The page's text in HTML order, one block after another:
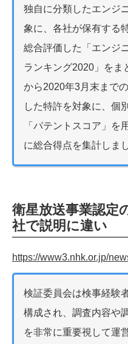
独自に分類したエンジ
象に、各社が保有する
総合評価した「エンジ
ランキング2020」をま
から2020年3月末まで
した特許を対象に、個
「パテントスコア」を
に総合得点を集計しま
衛星放送事業認定
社で説明に違い
https://www3.nhk.or.jp/
検証委員会は検事経験
構成され、調査内容や
を非常に重要視して運